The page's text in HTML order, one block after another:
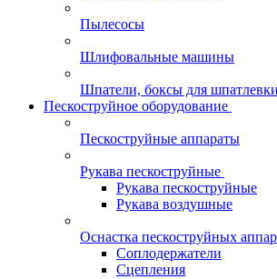
Пылесосы
Шлифовальные машины
Шпатели, боксы для шпатлевки
Пескоструйное оборудование
Пескоструйные аппараты
Рукава пескоструйные
Рукава пескоструйные
Рукава воздушные
Оснастка пескоструйных
Соплодержатели
Сцепления